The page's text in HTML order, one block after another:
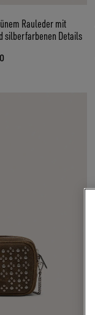
Rauleder mit
silberfarbenen Details